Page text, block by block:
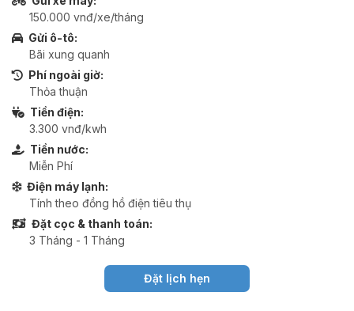
150.000 vnđ/xe/tháng
Gửi ô-tô:
Bãi xung quanh
Phí ngoài giờ:
Thỏa thuận
Tiền điện:
3.300 vnđ/kwh
Tiền nước:
Miễn Phí
Điện máy lạnh:
Tính theo đồng hồ điện tiêu thụ
Đặt cọc & thanh toán:
3 Tháng - 1 Tháng
Đặt lịch hẹn